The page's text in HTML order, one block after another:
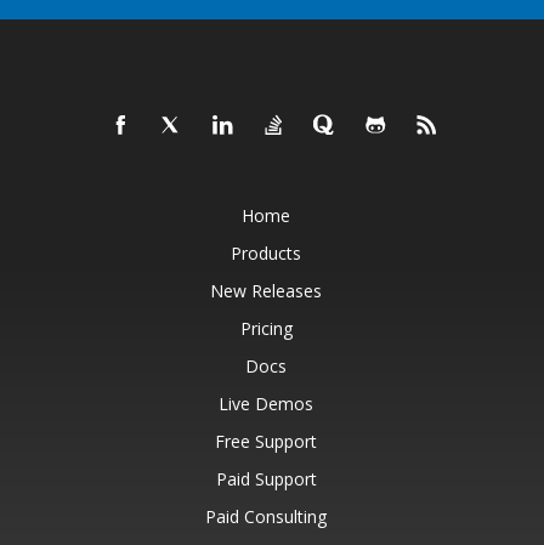
Home
Products
New Releases
Pricing
Docs
Live Demos
Free Support
Paid Support
Paid Consulting